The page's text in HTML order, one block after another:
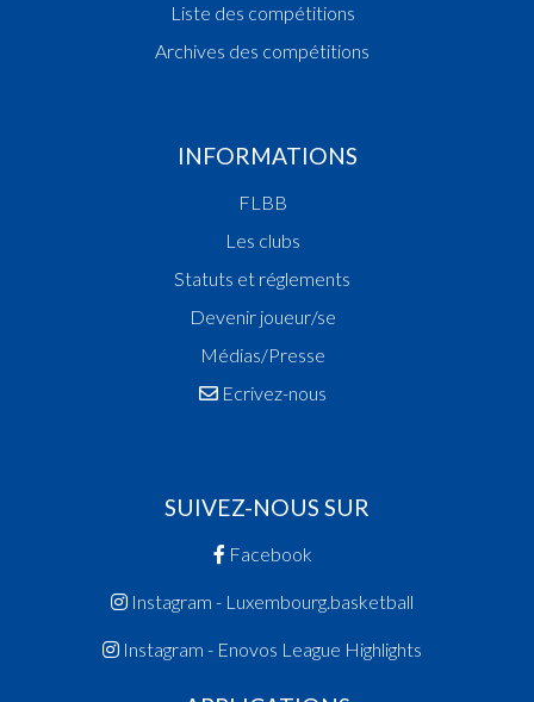
Liste des compétitions
Archives des compétitions
INFORMATIONS
FLBB
Les clubs
Statuts et réglements
Devenir joueur/se
Médias/Presse
Ecrivez-nous
SUIVEZ-NOUS SUR
Facebook
Instagram - Luxembourg.basketball
Instagram - Enovos League Highlights